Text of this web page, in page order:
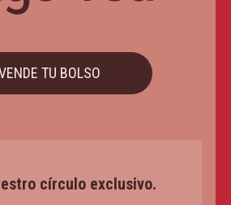
TU BOLSO
círculo exclusivo.